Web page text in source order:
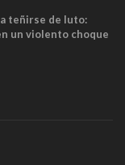
teñirse de luto:
un violento choque